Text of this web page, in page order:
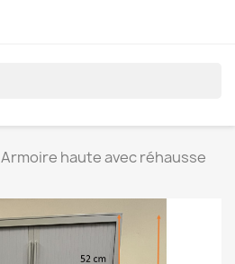
Armoire haute avec réhausse